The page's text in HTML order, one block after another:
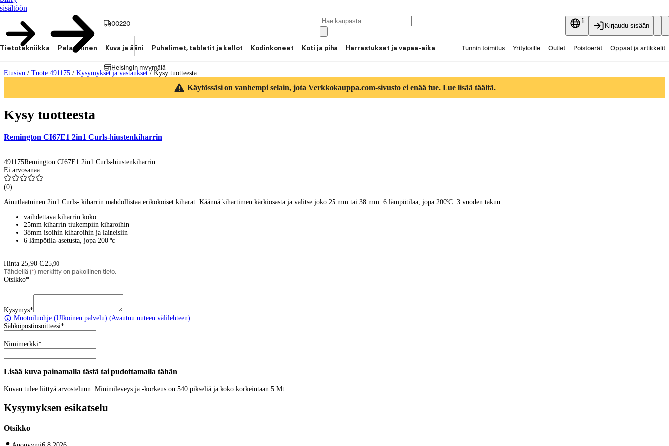
sisältöön
00220
Helsingin myymälä
fi
Kirjaudu sisään
Tietotekniikka Pelaaminen Kuva ja ääni Puhelimet, tabletit ja kellot Kodinkoneet Koti ja piha Harrastukset ja vapaa-aika Tunnin toimitus Yrityksille Outlet Poistoerät Oppaat ja artikkelit
Etusivu / Tuote 491175 / Kysymykset ja vastaukset / Kysy tuotteesta
Käytössäsi on vanhempi selain, jota Verkkokauppa.com-sivusto ei enää tue. Lue lisää täältä.
Kysy tuotteesta
Remington CI67E1 2in1 Curls-hiustenkiharrin
491175Remington CI67E1 2in1 Curls-hiustenkiharrin
Ei arvosanaa
(0)
Ainutlaatuinen 2in1 Curls- kiharrin mahdollistaa erikokoiset kiharat. Käännä kihartimen kärkiosasta ja valitse joko 25 mm tai 38 mm. 6 lämpötilaa, jopa 200ºC. 3 vuoden takuu.
vaihdettava kiharrin koko
25mm kiharrin tiukempiin kiharoihin
38mm isoihin kiharoihin ja laineisiin
6 lämpötila-asetusta, jopa 200 ºc
Hinta 25,90 €.25,90
Tähdellä (*) merkitty on pakollinen tieto.
Otsikko*
Kysymys*
Muotoiluohje (Ulkoinen palvelu) (Avautuu uuteen välilehteen)
Sähköpostiosoitteesi*
Nimimerkki*
Lisää kuva painamalla tästä tai pudottamalla tähän
Kuvan tulee liittyä arvosteluun. Minimileveys ja -korkeus on 540 pikseliä ja koko korkeintaan 5 Mt.
Kysymyksen esikatselu
Otsikko